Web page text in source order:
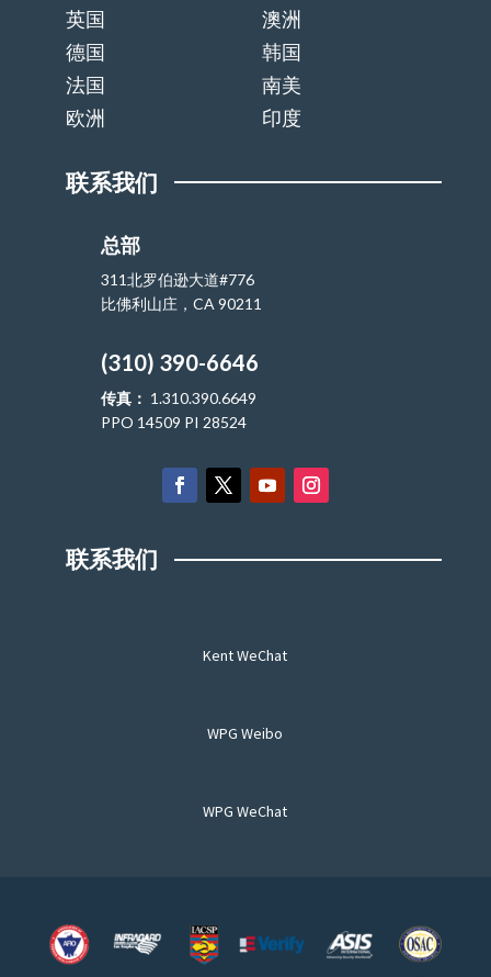
英国
澳洲
德国
韩国
法国
南美
欧洲
印度
联系我们
总部
311北罗伯逊大道#776
比佛利山庄，CA 90211
(310) 390-6646
传真： 1.310.390.6649
PPO 14509 PI 28524
联系我们
Kent WeChat
WPG Weibo
WPG WeChat